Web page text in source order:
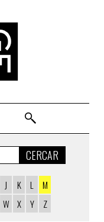
CERCAR
J K L
M
W X Y Z